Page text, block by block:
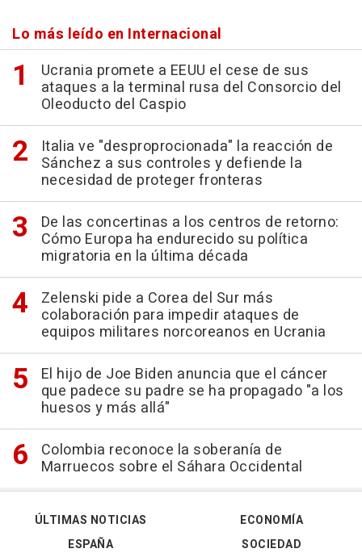
Lo más leído en Internacional
Ucrania promete a EEUU el cese de sus
ataques a la terminal rusa del Consorcio del
Oleoducto del Caspio
Italia ve "desproprocionada" la reacción de
Sánchez a sus controles y defiende la
necesidad de proteger fronteras
De las concertinas a los centros de retorno:
Cómo Europa ha endurecido su política
migratoria en la última década
Zelenski pide a Corea del Sur más
colaboración para impedir ataques de
equipos militares norcoreanos en Ucrania
El hijo de Joe Biden anuncia que el cáncer
que padece su padre se ha propagado "a los
huesos y más allá"
Colombia reconoce la soberanía de
Marruecos sobre el Sáhara Occidental
ÚLTIMAS NOTICIAS
ESPAÑA
ECONOMÍA
SOCIEDAD